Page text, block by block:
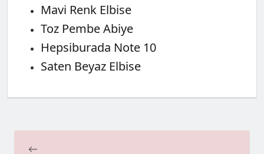
Mavi Renk Elbise
Toz Pembe Abiye
Hepsiburada Note 10
Saten Beyaz Elbise